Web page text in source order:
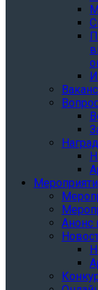
Анонс